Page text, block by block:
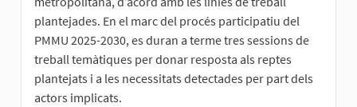
plantejades. En el marc del procés participatiu del
PMMU 2025-2030, es duran a terme tres sessions de
treball temàtiques per donar resposta als reptes
plantejats i a les necessitats detectades per part dels
actors implicats.